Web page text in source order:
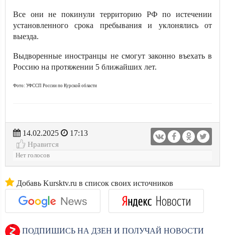
Все они не покинули территорию РФ по истечении
установленного срока пребывания и уклонялись от
выезда.
Выдворенные иностранцы не смогут законно въехать в
Россию на протяжении 5 ближайших лет.
Фото: УФССП России по Курской области
14.02.2025
17:13
Нравится
Нет голосов
Добавь Kursktv.ru в список своих источников
ПОДПИШИСЬ НА ДЗЕН И ПОЛУЧАЙ НОВОСТИ